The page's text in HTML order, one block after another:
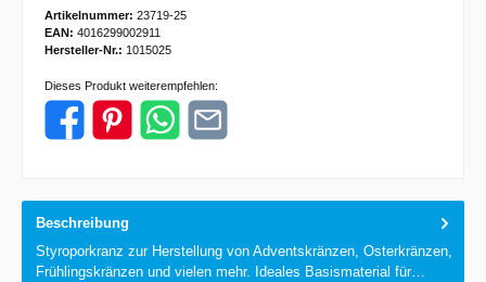
Artikelnummer: 23719-25
EAN: 4016299002911
Hersteller-Nr.: 1015025
Dieses Produkt weiterempfehlen:
Beschreibung
Styroporkranz zur Herstellung von Adventskränzen, Osterkränzen,
Frühlingskränzen und vielen mehr. Ideales Basismaterial für…